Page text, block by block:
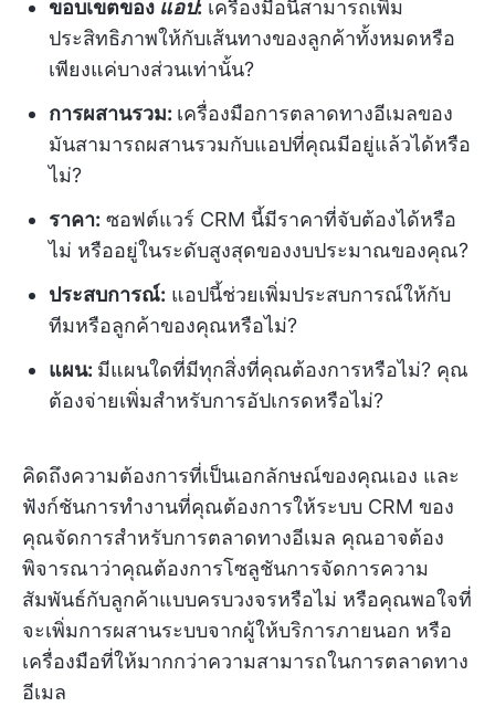
ขอบเขตของ แอป: เครื่องมือนี้สามารถเพิ่ม
ประสิทธิภาพให้กับเส้นทางของลูกค้าทั้งหมดหรือ
เพียงแค่บางส่วนเท่านั้น?
การผสานรวม: เครื่องมือการตลาดทางอีเมลของ
มันสามารถผสานรวมกับแอปที่คุณมีอยู่แล้วได้หรือ
ไม่?
ราคา: ซอฟต์แวร์ CRM นี้มีราคาที่จับต้องได้หรือ
ไม่ หรืออยู่ในระดับสูงสุดของงบประมาณของคุณ?
ประสบการณ์: แอปนี้ช่วยเพิ่มประสบการณ์ให้กับ
ทีมหรือลูกค้าของคุณหรือไม่?
แผน: มีแผนใดที่มีทุกสิ่งที่คุณต้องการหรือไม่? คุณ
ต้องจ่ายเพิ่มสำหรับการอัปเกรดหรือไม่?
คิดถึงความต้องการที่เป็นเอกลักษณ์ของคุณเอง และ
ฟังก์ชันการทำงานที่คุณต้องการให้ระบบ CRM ของ
คุณจัดการสำหรับการตลาดทางอีเมล คุณอาจต้อง
พิจารณาว่าคุณต้องการโซลูชันการจัดการความ
สัมพันธ์กับลูกค้าแบบครบวงจรหรือไม่ หรือคุณพอใจที่
จะเพิ่มการผสานระบบจากผู้ให้บริการภายนอก หรือ
เครื่องมือที่ให้มากกว่าความสามารถในการตลาดทาง
อีเมล